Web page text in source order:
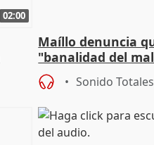
02:00
Maíllo denuncia
"banalidad del
asume todas sus
Sonido Totales